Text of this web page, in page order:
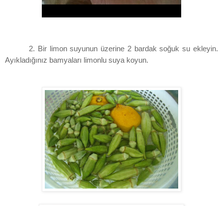
2. Bir limon suyunun üzerine 2 bardak soğuk su ekleyin.
Ayıkladığınız bamyaları limonlu suya koyun.